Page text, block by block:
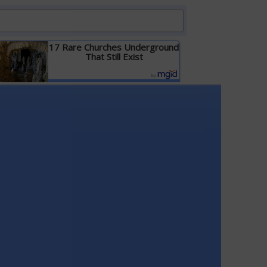
17 Rare Churches Underground
That Still Exist
Детальніше